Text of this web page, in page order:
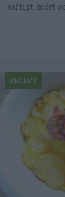
saftigt, mört
RECEPT